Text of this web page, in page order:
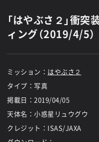
「はやぶさ２」衝
ィング（2019/4/5）
ミッション： はやぶさ２
タイプ：写真
掲載日： 2019/04/05
天体名：小惑星リュウグウ
クレジット：ISAS/JAXA